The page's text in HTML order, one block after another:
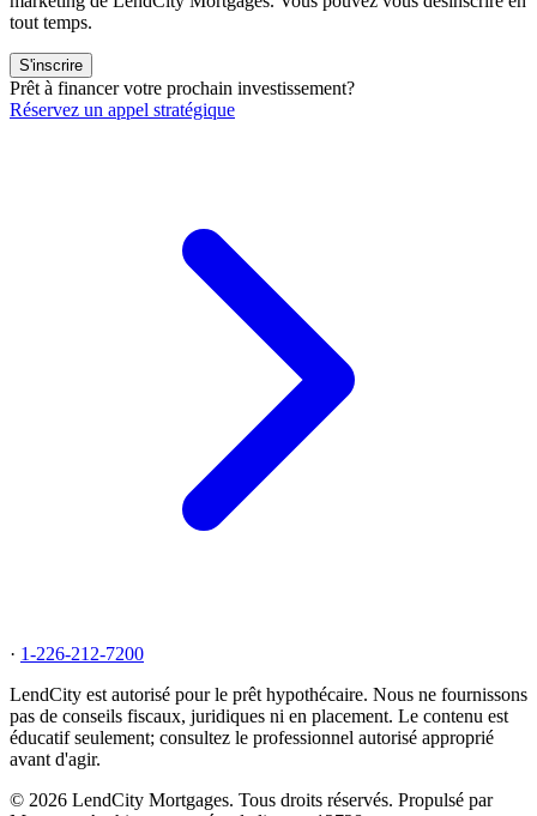
tout temps.
S'inscrire
Prêt à financer votre prochain investissement?
Réservez un appel stratégique
· 1-226-212-7200
LendCity est autorisé pour le prêt hypothécaire. Nous ne fournissons
pas de conseils fiscaux, juridiques ni en placement. Le contenu est
éducatif seulement; consultez le professionnel autorisé approprié
avant d'agir.
© 2026 LendCity Mortgages. Tous droits réservés. Propulsé par